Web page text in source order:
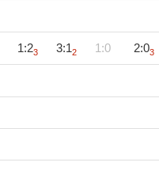
1:23 3:12 1:0 2:03